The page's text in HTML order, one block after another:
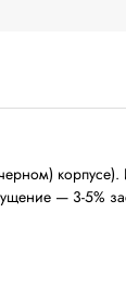
— 3-5%